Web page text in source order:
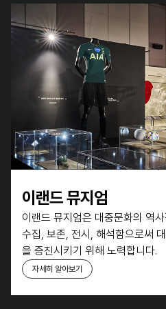
이랜드 뮤지엄
이랜드 뮤지엄은 대중문화의 역
수집, 보존, 전시, 해석함으로써
을 증진시키기 위해 노력합니다.
자세히 알아보기